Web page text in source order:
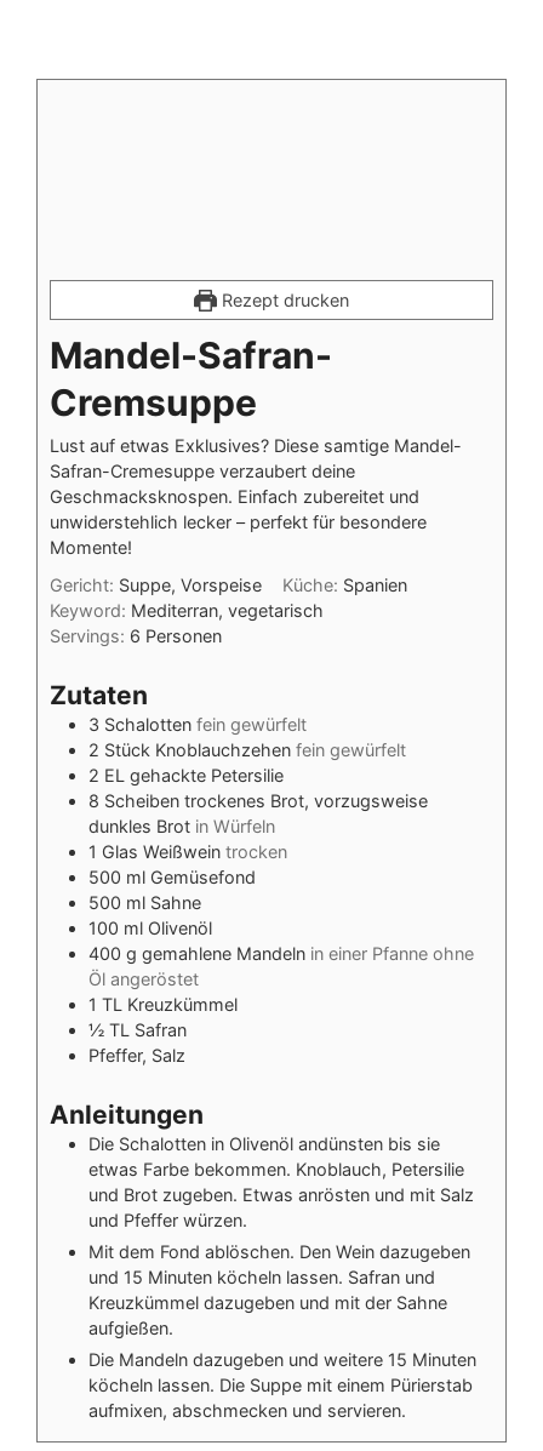
Rezept drucken
Mandel-Safran-
Cremsuppe
Lust auf etwas Exklusives? Diese samtige Mandel-
Safran-Cremesuppe verzaubert deine
Geschmacksknospen. Einfach zubereitet und
unwiderstehlich lecker – perfekt für besondere
Momente!
Gericht: Suppe, Vorspeise Küche: Spanien
Keyword: Mediterran, vegetarisch
Servings: 6 Personen
Zutaten
3 Schalotten fein gewürfelt
2 Stück Knoblauchzehen fein gewürfelt
2 EL gehackte Petersilie
8 Scheiben trockenes Brot, vorzugsweise
dunkles Brot in Würfeln
1 Glas Weißwein trocken
500 ml Gemüsefond
500 ml Sahne
100 ml Olivenöl
400 g gemahlene Mandeln in einer Pfanne ohne
Öl angeröstet
1 TL Kreuzkümmel
½ TL Safran
Pfeffer, Salz
Anleitungen
Die Schalotten in Olivenöl andünsten bis sie
etwas Farbe bekommen. Knoblauch, Petersilie
und Brot zugeben. Etwas anrösten und mit Salz
und Pfeffer würzen.
Mit dem Fond ablöschen. Den Wein dazugeben
und 15 Minuten köcheln lassen. Safran und
Kreuzkümmel dazugeben und mit der Sahne
aufgießen.
Die Mandeln dazugeben und weitere 15 Minuten
köcheln lassen. Die Suppe mit einem Pürierstab
aufmixen, abschmecken und servieren.